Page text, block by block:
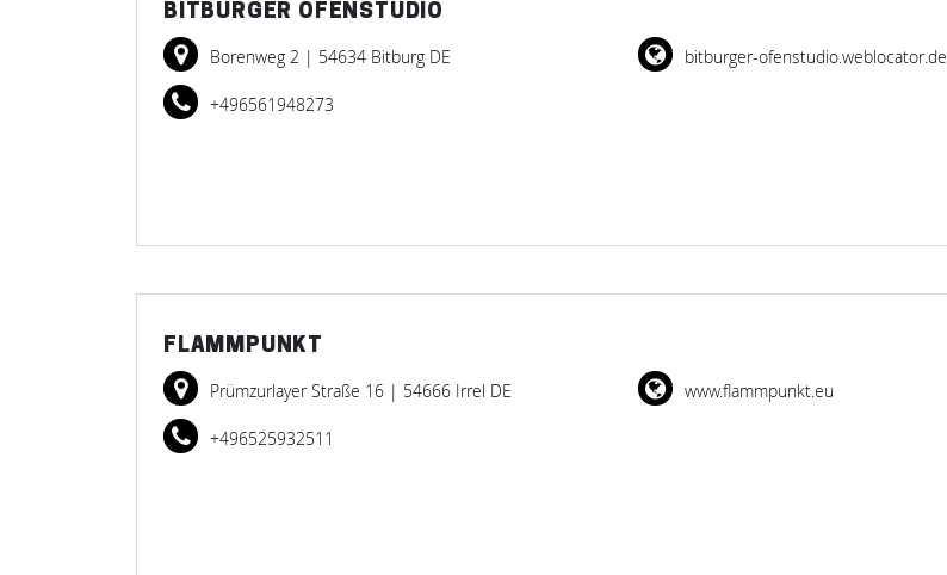
BITBURGER OFENSTUDIO
Borenweg 2 | 54634 Bitburg DE
+496561948273
bitburger-ofenstudio.weblocator.de
FLAMMPUNKT
Prümzurlayer Straße 16 | 54666 Irrel DE
+496525932511
www.flammpunkt.eu